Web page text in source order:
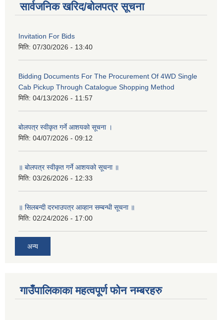
सार्वजनिक खरिद/बोलपत्र सूचना
Invitation For Bids
मिति: 07/30/2026 - 13:40
Bidding Documents For The Procurement Of 4WD Single
Cab Pickup Through Catalogue Shopping Method
मिति: 04/13/2026 - 11:57
बोलपत्र स्वीकृत गर्ने आशयको सूचना ।
मिति: 04/07/2026 - 09:12
॥ बोलपत्र स्वीकृत गर्ने आशयको सूचना ॥
मिति: 03/26/2026 - 12:33
॥ सिलबन्दी दरभाउपत्र आव्हान सम्बन्धी सूचना ॥
मिति: 02/24/2026 - 17:00
अन्य
गाउँपालिकाका महत्वपूर्ण फोन नम्बरहरु